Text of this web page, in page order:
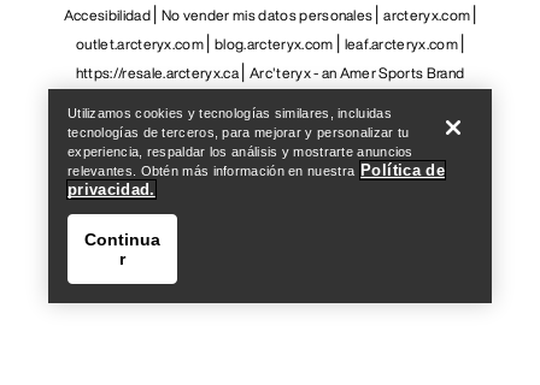
Help
Accesibilidad No vender mis datos personales arcteryx.com
outlet.arcteryx.com blog.arcteryx.com leaf.arcteryx.com
https://resale.arcteryx.ca Arc'teryx - an Amer Sports Brand
Utilizamos cookies y tecnologías similares, incluidas
tecnologías de terceros, para mejorar y personalizar tu
experiencia, respaldar los análisis y mostrarte anuncios
relevantes. Obtén más información en nuestra Política de
privacidad.
Continua
r